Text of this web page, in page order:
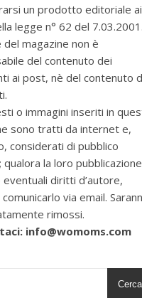
un prodotto editoriale ai
legge n° 62 del 7.03.2001.
del magazine non è
del contenuto dei
ai post, nè del contenuto
o immagini inseriti in
sono tratti da internet e,
considerati di pubblico
qualora la loro pubblicazione
eventuali diritti d’autore,
via email.
rimossi.
info@womoms.com
Cerca